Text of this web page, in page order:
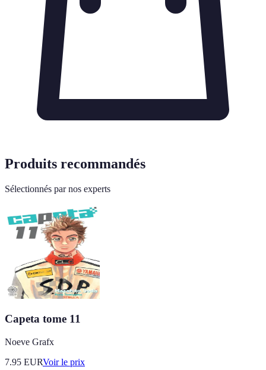
Produits recommandés
Sélectionnés par nos experts
Capeta tome 11
Noeve Grafx
7.95 EURVoir le prix